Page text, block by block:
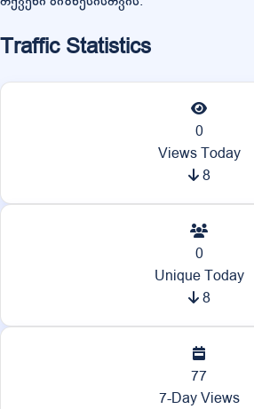
Traffic Statistics
0
Views Today
8
0
Unique Today
8
77
7-Day Views